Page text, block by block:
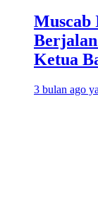
Muscab
Ketua
3 bulan ago